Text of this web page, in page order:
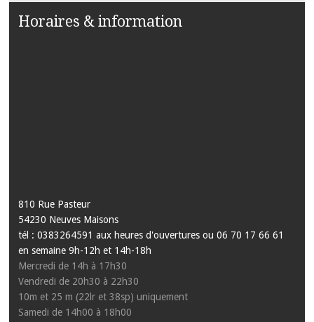
Horaires & information
810 Rue Pasteur
54230 Neuves Maisons
tél : 0383264591 aux heures d'ouvertures ou 06 70 17 66 61
en semaine 9h-12h et 14h-18h
Mercredi de 14h à 17h30
Vendredi de 20h30 à 22h30
10m et 25 m (22lr et 38sp) uniquement
Samedi de 14h00 à 18h00